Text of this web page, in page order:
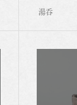
湯呑